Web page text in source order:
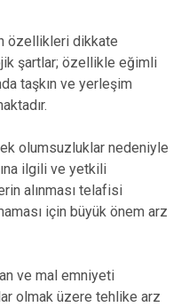
özellikleri dikkate
şartlar; özellikle eğimli
taşkın ve yerleşim
olumsuzluklar nedeniyle
ilgili ve yetkili
alınması telafisi
için büyük önem arz
ve mal emniyeti
olmak üzere tehlike arz